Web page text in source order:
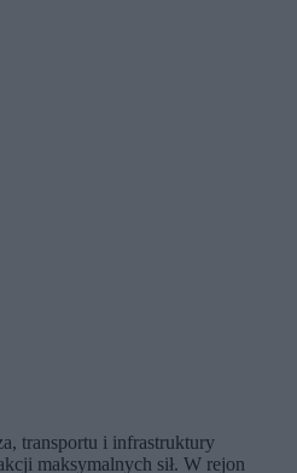
transportu i infrastruktury
maksymalnych sił. W rejon